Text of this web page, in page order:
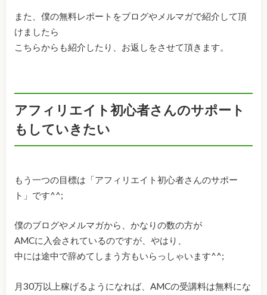
また、僕の無料レポートをブログやメルマガで紹介して頂
けましたら
こちらからも紹介したり、お返しをさせて頂きます。
アフィリエイト初心者さんのサポート
もしていきたい
もう一つの目標は「アフィリエイト初心者さんのサポー
ト」です^^;
僕のブログやメルマガから、かなりの数の方が
AMCに入会されているのですが、やはり、
中には途中で辞めてしまう方もいらっしゃいます^^;
月30万以上稼げるようになれば、AMCの受講料は無料にな